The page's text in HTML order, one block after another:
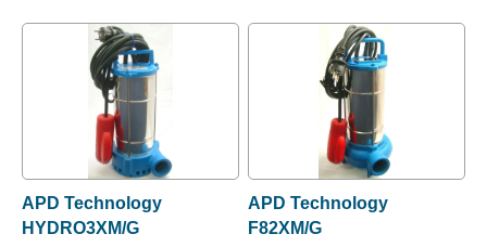
APD Technology
HYDRO3XM/G
APD Technology
F82XM/G